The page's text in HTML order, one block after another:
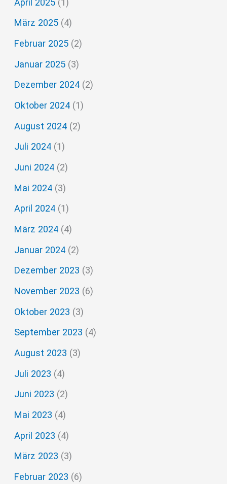
März 2025 (4)
Februar 2025 (2)
Januar 2025 (3)
Dezember 2024 (2)
Oktober 2024 (1)
August 2024 (2)
Juli 2024 (1)
Juni 2024 (2)
Mai 2024 (3)
April 2024 (1)
März 2024 (4)
Januar 2024 (2)
Dezember 2023 (3)
November 2023 (6)
Oktober 2023 (3)
September 2023 (4)
August 2023 (3)
Juli 2023 (4)
Juni 2023 (2)
Mai 2023 (4)
April 2023 (4)
März 2023 (3)
Februar 2023 (6)